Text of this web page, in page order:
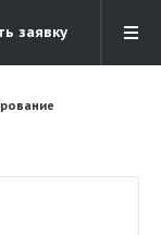
заявку